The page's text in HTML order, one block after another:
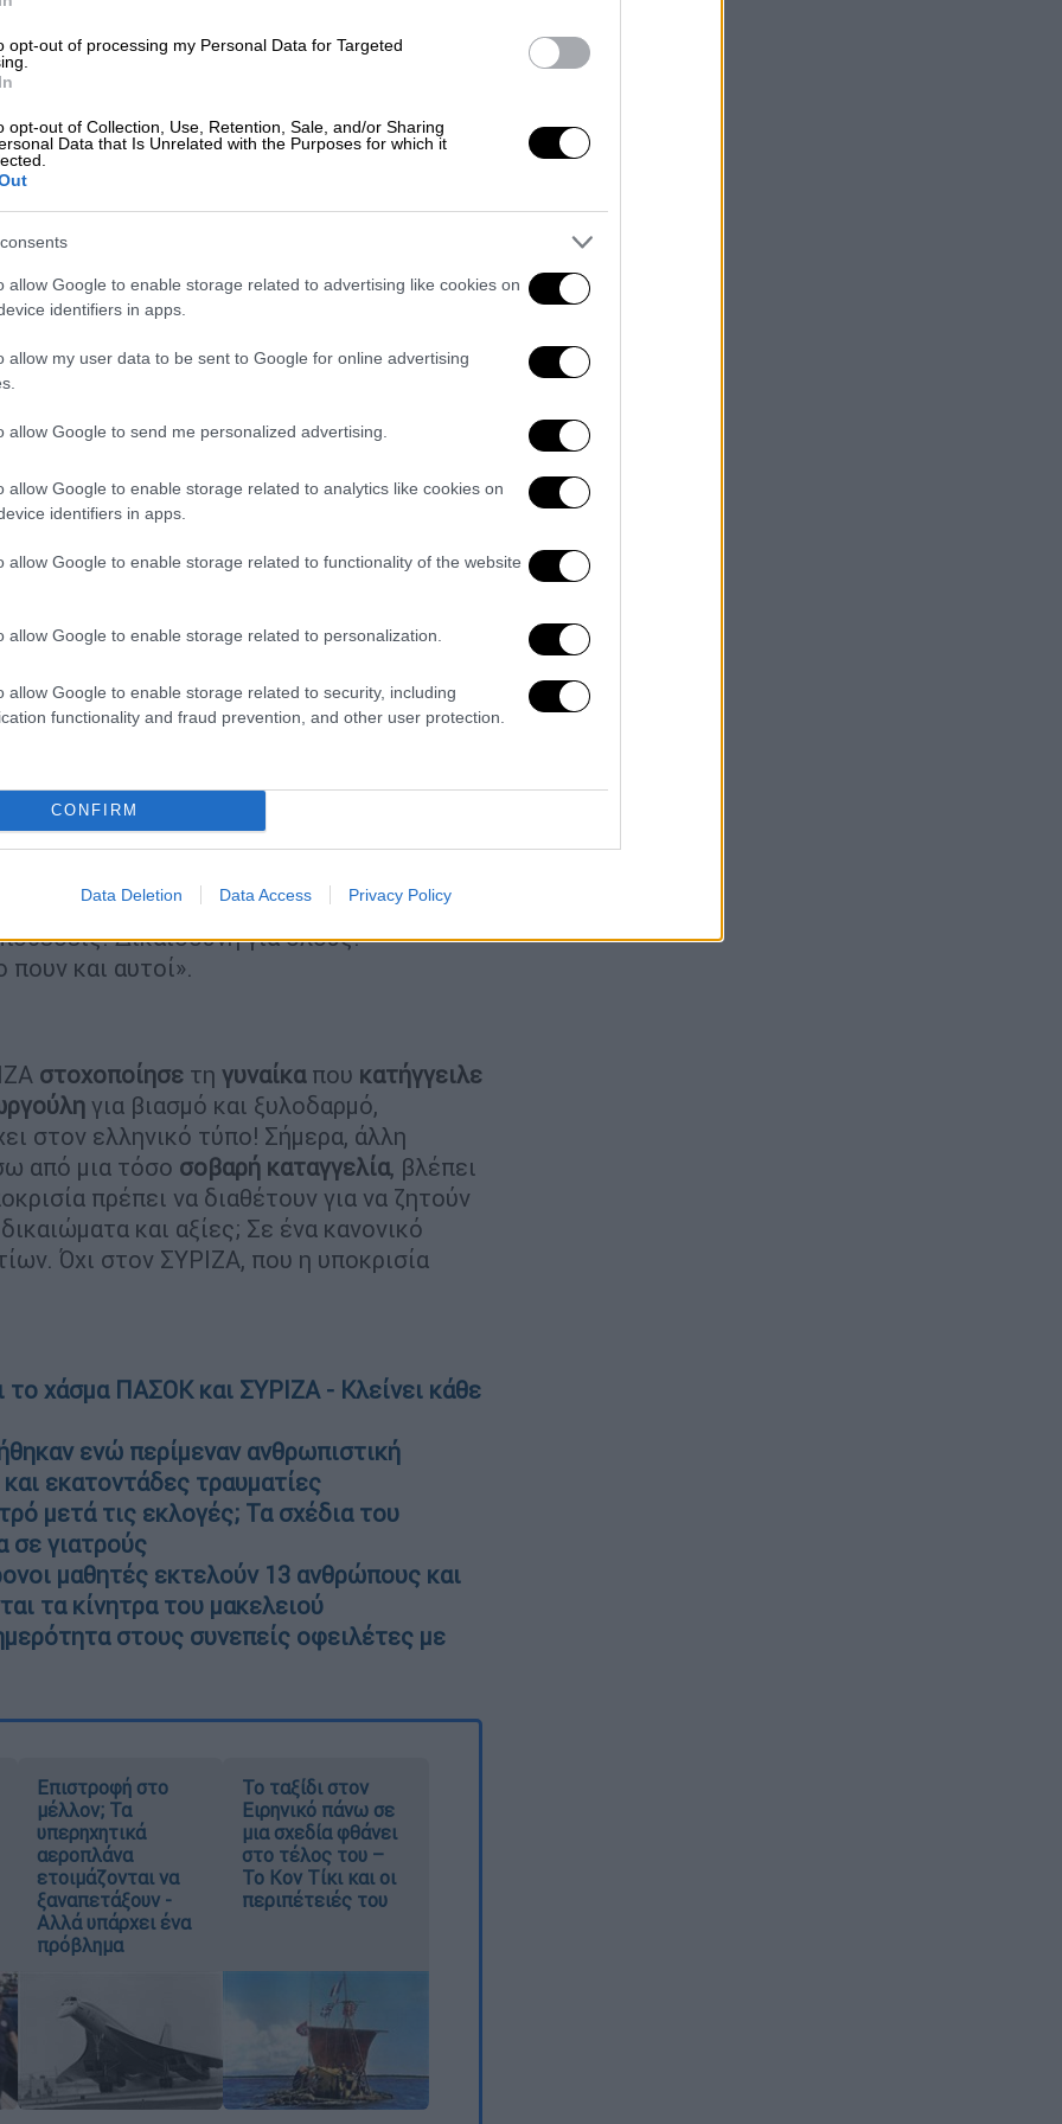
opt-out of processing my Personal Data for Targeted
opt-out of Collection, Use, Retention, Sale, and/or Sharing
Data that Is Unrelated with the Purposes for which it
allow Google to enable storage related to advertising like cookies on
identifiers in apps.
allow my user data to be sent to Google for online advertising
allow Google to send me personalized advertising.
allow Google to enable storage related to analytics like cookies on
identifiers in apps.
allow Google to enable storage related to functionality of the website
allow Google to enable storage related to personalization.
allow Google to enable storage related to security, including
functionality and fraud prevention, and other user protection.
CONFIRM
Data Deletion Data Access Privacy Policy
σε ένα πολύ απλό ερώτημα: Πως
μόλις καταγγέλθηκε και να κρατούν στα
13-0 από το ειδικό
όμως, με την αισχρή κομματική
θάρρος να καταγγείλει την κακοποίησή
φιλικά σε αυτή ΜΜΕ,
να αξιοποιήσουν πολιτικά μια
σοκάρει και για την οποία η αντίδραση
η καταγγέλλουσα αναφέρει ότι ουδείς
χθες ο κος Μητσοτάκης;
ούτε «ναι μεν αλλά» είπε, ούτε
υπουργοί του, για πλείστες
, όπως ο κοςΛιγνάδηςή ο στενός
δικαστήριο διακεκριμένα στελέχη της
Αυτή είναι η διαφορά μας. Καμία
Δικαιοσύνη για όλους.
και αυτοί».
στοχοποίησε τη γυναίκαπου κατήγγειλε
για βιασμό και ξυλοδαρμό,
στον ελληνικό τύπο! Σήμερα, άλλη
από μια τόσο σοβαρή καταγγελία, βλέπει
πρέπει να διαθέτουν για να ζητούν
και αξίες; Σε ένα κανονικό
Όχι στον ΣΥΡΙΖΑ, που η υποκρισία
χάσμα ΠΑΣΟΚ και ΣΥΡΙΖΑ - Κλείνει κάθε
ενώ περίμεναν ανθρωπιστική
εκατοντάδες τραυματίες
μετά τις εκλογές; Τα σχέδια του
σε γιατρούς
μαθητές εκτελούν 13 ανθρώπους και
τα κίνητρα του μακελειού
στους συνεπείς οφειλέτες με
Επιστροφή στο
μέλλον; Τα
υπερηχητικά
αεροπλάνα
ετοιμάζονται να
ξαναπετάξουν -
Αλλά υπάρχει ένα
πρόβλημα
Το ταξίδι στον
Ειρηνικό πάνω σε
μια σχεδία φθάνει
στο τέλος του –
Το Κον Τίκι και οι
περιπέτειές του